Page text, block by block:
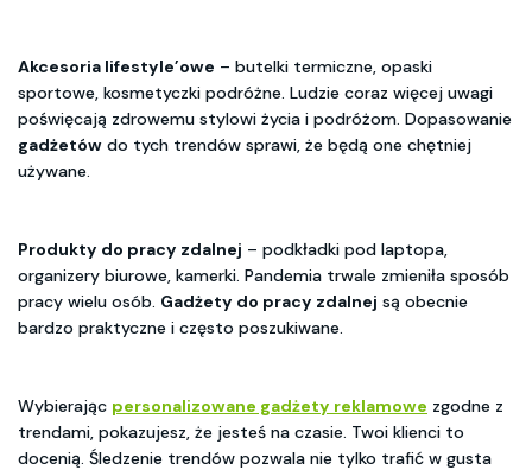
Akcesoria lifestyle’owe – butelki termiczne, opaski
sportowe, kosmetyczki podróżne. Ludzie coraz więcej uwagi
poświęcają zdrowemu stylowi życia i podróżom. Dopasowanie
gadżetów do tych trendów sprawi, że będą one chętniej
używane.
Produkty do pracy zdalnej – podkładki pod laptopa,
organizery biurowe, kamerki. Pandemia trwale zmieniła sposób
pracy wielu osób. Gadżety do pracy zdalnej są obecnie
bardzo praktyczne i często poszukiwane.
Wybierając personalizowane gadżety reklamowe zgodne z
trendami, pokazujesz, że jesteś na czasie. Twoi klienci to
docenią. Śledzenie trendów pozwala nie tylko trafić w gusta